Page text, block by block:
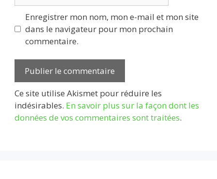
Enregistrer mon nom, mon e-mail et mon site
dans le navigateur pour mon prochain
commentaire.
Ce site utilise Akismet pour réduire les
indésirables. En savoir plus sur la façon dont les
données de vos commentaires sont traitées.